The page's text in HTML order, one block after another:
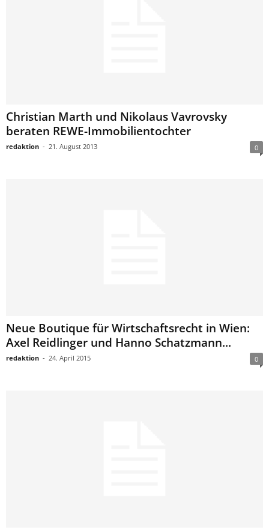
Christian Marth und Nikolaus Vavrovsky
beraten REWE-Immobilientochter
redaktion - 21. August 2013 0
Neue Boutique für Wirtschaftsrecht in Wien:
Axel Reidlinger und Hanno Schatzmann...
redaktion - 24. April 2015 0